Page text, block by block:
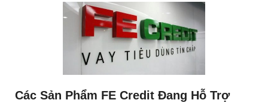
Các Sản Phẩm FE Credit Đang Hỗ Trợ